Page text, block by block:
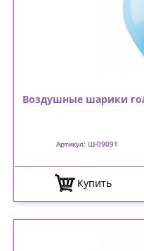
Воздушные шарики
Артикул: Ш-09091
Купить